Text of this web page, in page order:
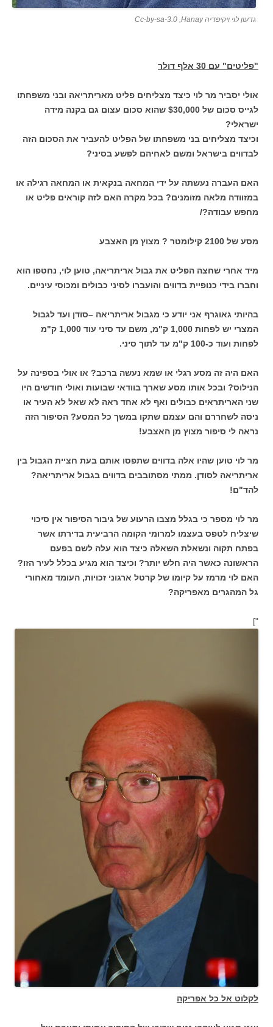
גדעון לוי ויקיפדיה Hanay‏, Cc-by-sa-3.0
"פליטים" עם 30 אלף דולר
אולי יסביר מר לוי כיצד מצליחים פליט מאריתריאה ובני משפחתו
לגייס סכום של $30,000 שהוא סכום עצום גם בקנה מידה
ישראלי?
וכיצד מצליחים בני משפחתו של הפליט להעביר את הסכום הזה
לבדווים בישראל ומשם לאחיהם לפשע בסיני?
האם העברה נעשתה על ידי המחאה בנקאית או המחאה רגילה או
במזוודה מלאה מזומנים? בכל מקרה האם לזה קוראים פליט או
מחפש עבודה?/
מסע של 2100 קילומטר ? מצוץ מן האצבע
מיד אחרי שחצה הפליט את גבול אריתריאה, טוען לוי, נחטפו הוא
וחברו בידי כנופיית בדווים והועברו לסיני כבולים ומכוסי עיניים.
בהיותי גאוגרף אני יודע כי מגבול אריתריאה –סודן ועד לגבול
המצרי יש לפחות 1,000 ק"מ, משם עד סיני עוד 1,000 ק"מ
לפחות ועוד כ-100 ק"מ עד לתוך סיני.
האם היה זה מסע רגלי או שמא נעשה ברכב? או אולי בספינה על
הנילוס? ובכל אותו מסע שארך בוודאי שבועות ואולי חודשים היו
שני האריתראים כבולים ואף לא אחד ראה לא שאל לא העיר או
ניסה לשחררם והם עצמם שתקו במשך כל המסע? הסיפור הזה
נראה לי סיפור מצוץ מן האצבע!
מר לוי טוען שהיו אלה בדווים שתפסו אותם בעת חציית הגבול בין
אריתריאה לסודן. ממתי מסתובבים בדווים בגבול אריתריאה?
להד"ם!
מר לוי מספר כי בגלל מצבו הרעוע של גיבור הסיפור אין סיכוי
שיצליח לטפס בעצמו למרומי הקומה הרביעית בדירתו אשר
בפתח תקוה ונשאלת השאלה כיצד הוא עלה לשם בפעם
הראשונה כאשר היה חלש יותר? וכיצד הוא מגיע בכלל לעיר הזו?
האם לוי מרמז על קיומו של קרטל ארגוני זכויות, העומד מאחורי
גל המהגרים מאפריקה?
"]
לקלוט אל כל אפריקה